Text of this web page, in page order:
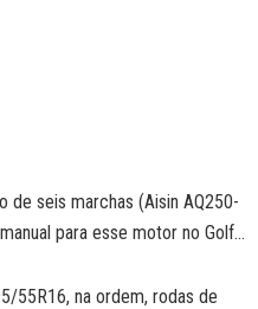
seis marchas (Aisin AQ250-
para esse motor no Golf…
55R16, na ordem, rodas de